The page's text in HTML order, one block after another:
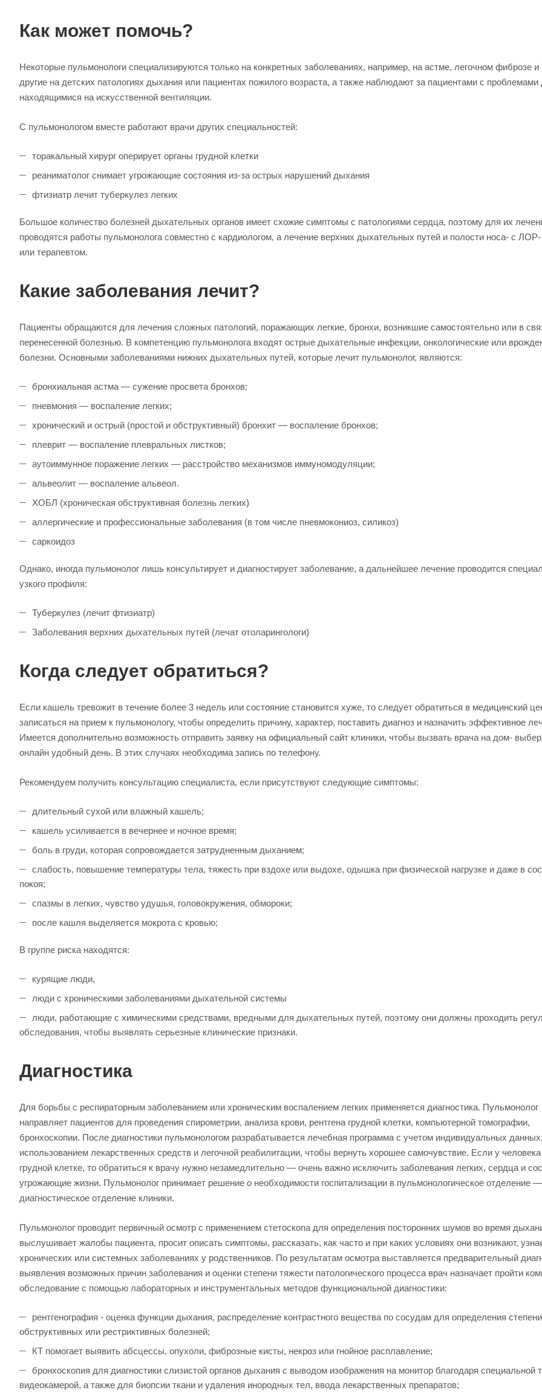
Как может помочь?
Некоторые пульмонологи специализируются только на конкретных заболеваниях, например, на астме, легочном фиброзе
другие на детских патологиях дыхания или пациентах пожилого возраста, а также наблюдают за пациентами с
находящимися на искусственной вентиляции.
С пульмонологом вместе работают врачи других специальностей:
торакальный хирург оперирует органы грудной клетки
реаниматолог снимает угрожающие состояния из-за острых нарушений дыхания
фтизиатр лечит туберкулез легких
Большое количество болезней дыхательных органов имеет схожие симптомы с патологиями сердца, поэтому для их
проводятся работы пульмонолога совместно с кардиологом, а лечение верхних дыхательных путей и полости носа- с
или терапевтом.
Какие заболевания лечит?
Пациенты обращаются для лечения сложных патологий, поражающих легкие, бронхи, возникшие самостоятельно или в
перенесенной болезнью. В компетенцию пульмонолога входят острые дыхательные инфекции, онкологические или
болезни. Основными заболеваниями нижних дыхательных путей, которые лечит пульмонолог, являются:
бронхиальная астма ― сужение просвета бронхов;
пневмония ― воспаление легких;
хронический и острый (простой и обструктивный) бронхит ― воспаление бронхов;
плеврит ― воспаление плевральных листков;
аутоиммунное поражение легких ― расстройство механизмов иммуномодуляции;
альвеолит ― воспаление альвеол.
ХОБЛ (хроническая обструктивная болезнь легких)
аллергические и профессиональные заболевания (в том числе пневмокониоз, силикоз)
саркоидоз
Однако, иногда пульмонолог лишь консультирует и диагностирует заболевание, а дальнейшее лечение проводится
узкого профиля:
Туберкулез (лечит фтизиатр)
Заболевания верхних дыхательных путей (лечат отоларингологи)
Когда следует обратиться?
Если кашель тревожит в течение более 3 недель или состояние становится хуже, то следует обратиться в медицинский
записаться на прием к пульмонологу, чтобы определить причину, характер, поставить диагноз и назначить эффективное
Имеется дополнительно возможность отправить заявку на официальный сайт клиники, чтобы вызвать врача на дом-
онлайн удобный день. В этих случаях необходима запись по телефону.
Рекомендуем получить консультацию специалиста, если присутствуют следующие симптомы:
длительный сухой или влажный кашель;
кашель усиливается в вечернее и ночное время;
боль в груди, которая сопровождается затрудненным дыханием;
слабость, повышение температуры тела, тяжесть при вздохе или выдохе, одышка при физической нагрузке и даже в
покоя;
спазмы в легких, чувство удушья, головокружения, обмороки;
после кашля выделяется мокрота с кровью;
В группе риска находятся:
курящие люди,
люди с хроническими заболеваниями дыхательной системы
люди, работающие с химическими средствами, вредными для дыхательных путей, поэтому они должны проходить
обследования, чтобы выявлять серьезные клинические признаки.
Диагностика
Для борьбы с респираторным заболеванием или хроническим воспалением легких применяется диагностика. Пульмонолог
направляет пациентов для проведения спирометрии, анализа крови, рентгена грудной клетки, компьютерной томографии,
бронхоскопии. После диагностики пульмонологом разрабатывается лечебная программа с учетом индивидуальных данных,
использованием лекарственных средств и легочной реабилитации, чтобы вернуть хорошее самочувствие. Если у
грудной клетке, то обратиться к врачу нужно незамедлительно — очень важно исключить заболевания легких, сердца и
угрожающие жизни. Пульмонолог принимает решение о необходимости госпитализации в пульмонологическое отделение
диагностическое отделение клиники.
Пульмонолог проводит первичный осмотр с применением стетоскопа для определения посторонних шумов во время
выслушивает жалобы пациента, просит описать симптомы, рассказать, как часто и при каких условиях они возникают,
хронических или системных заболеваниях у родственников. По результатам осмотра выставляется предварительный
выявления возможных причин заболевания и оценки степени тяжести патологического процесса врач назначает пройти
обследование с помощью лабораторных и инструментальных методов функциональной диагностики:
рентгенография - оценка функции дыхания, распределение контрастного вещества по сосудам для определения
обструктивных или рестриктивных болезней;
КТ помогает выявить абсцессы, опухоли, фиброзные кисты, некроз или гнойное расплавление;
бронхоскопия для диагностики слизистой органов дыхания с выводом изображения на монитор благодаря специальной
видеокамерой, а также для биопсии ткани и удаления инородных тел, ввода лекарственных препаратов;